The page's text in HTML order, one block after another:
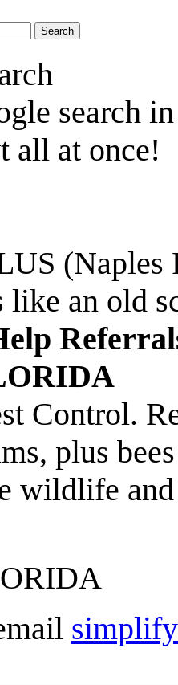
search
all at once!
an old
Control.
plus
wildlife